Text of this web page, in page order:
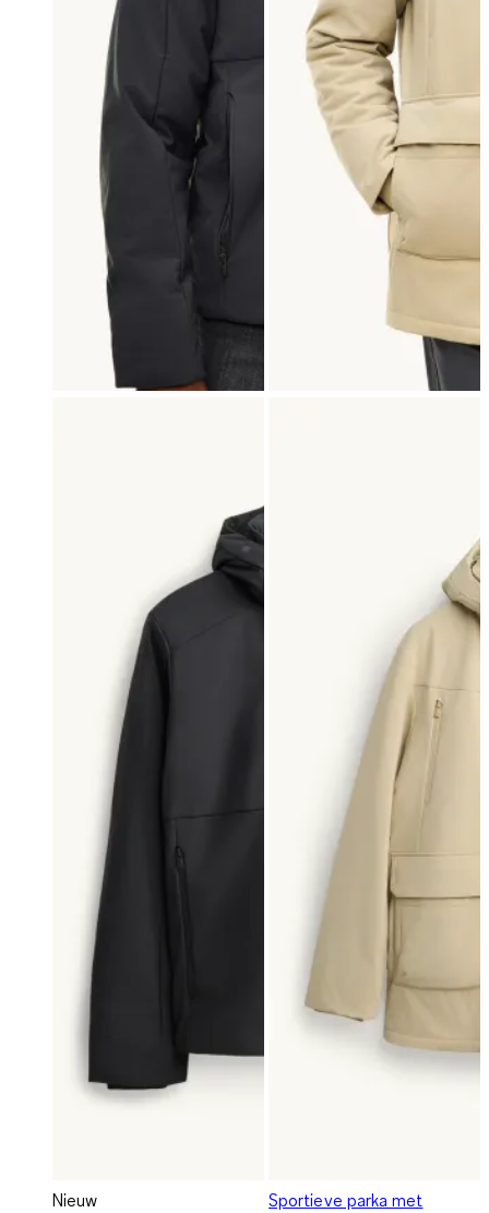
Nieuw
Sportieve parka met